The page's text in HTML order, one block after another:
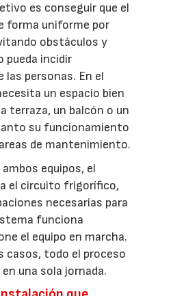
es conseguir que el
forma uniforme por
obstáculos y
pueda incidir
personas. En el
un espacio bien
terraza, un balcón o un
su funcionamiento
de mantenimiento.
equipos, el
el circuito frigorífico,
necesarias para
funciona
el equipo en marcha.
casos, todo el proceso
una sola jornada.